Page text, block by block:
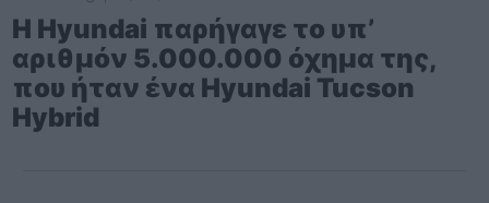
Η Hyundai παρήγαγε το υπ’
αριθμόν 5.000.000 όχημα της,
που ήταν ένα Hyundai Tucson
Hybrid